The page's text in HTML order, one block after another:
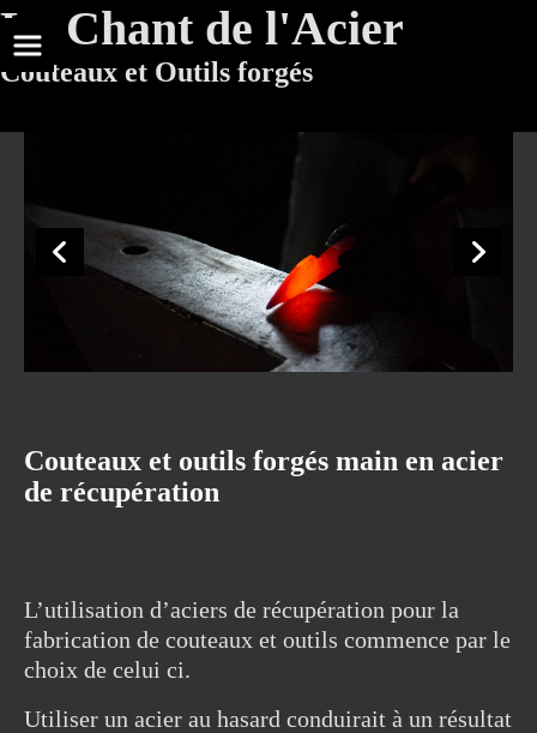
Le Chant de l'Acier
Couteaux et Outils forgés
Couteaux et outils forgés main en acier
de récupération
L’utilisation d’aciers de récupération pour la
fabrication de couteaux et outils commence par le
choix de celui ci.
Utiliser un acier au hasard conduirait à un résultat